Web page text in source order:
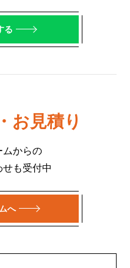
る
お見積り
ムからの
も受付中
へ